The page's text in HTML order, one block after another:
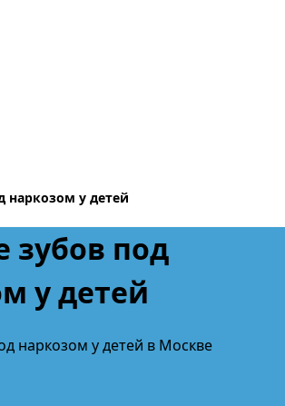
наркозом у детей
зубов под
у детей
наркозом у детей в Москве